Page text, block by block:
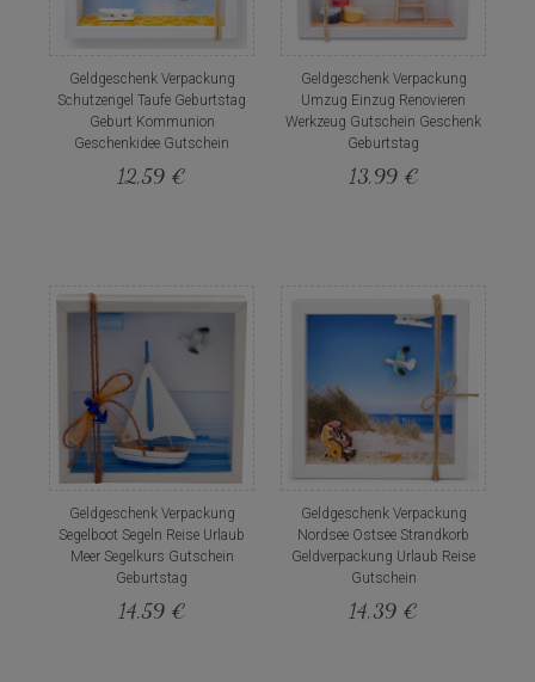
Geldgeschenk Verpackung
Schutzengel Taufe Geburtstag
Geburt Kommunion
Geschenkidee Gutschein
12,59 €
Geldgeschenk Verpackung
Umzug Einzug Renovieren
Werkzeug Gutschein Geschenk
Geburtstag
13,99 €
Geldgeschenk Verpackung
Segelboot Segeln Reise Urlaub
Meer Segelkurs Gutschein
Geburtstag
14,59 €
Geldgeschenk Verpackung
Nordsee Ostsee Strandkorb
Geldverpackung Urlaub Reise
Gutschein
14,39 €